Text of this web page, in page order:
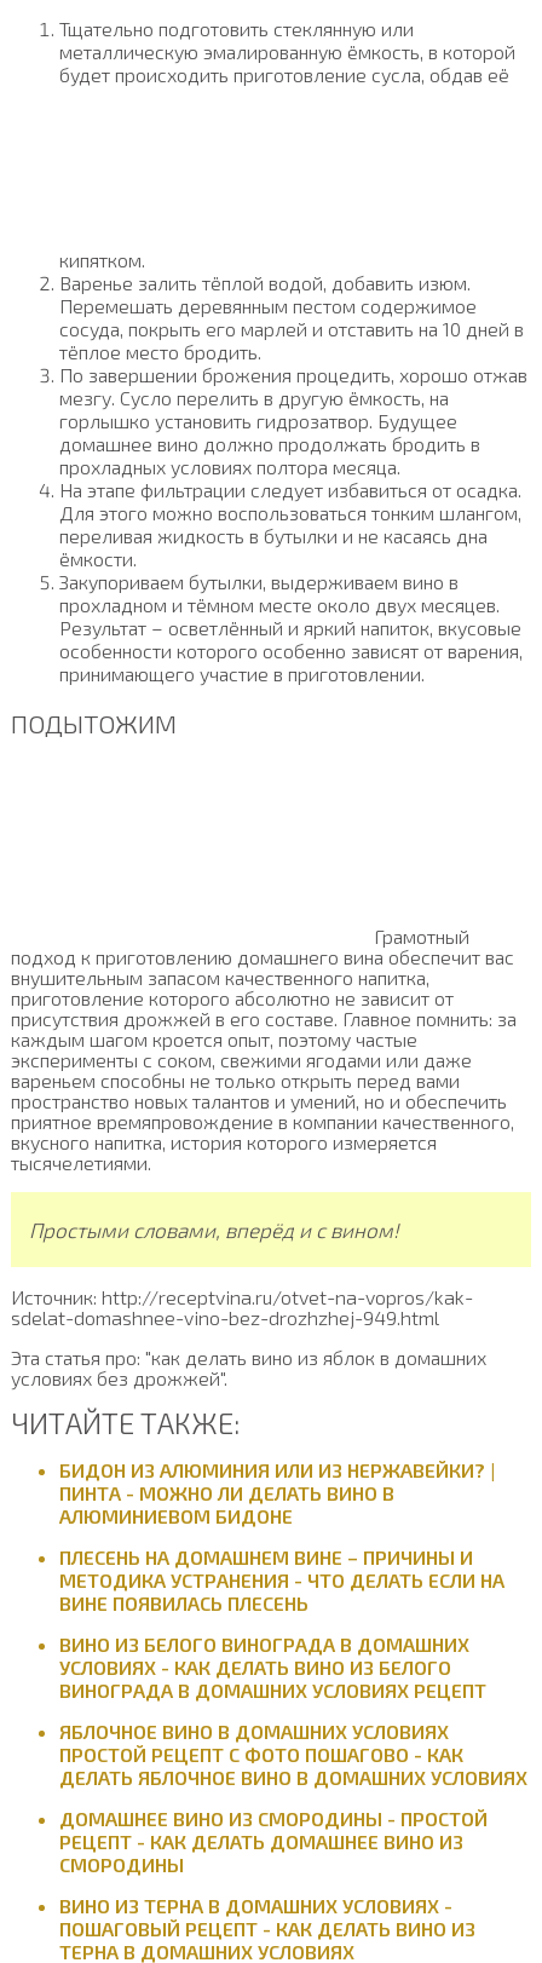
Тщательно подготовить стеклянную или
металлическую эмалированную ёмкость, в которой
будет происходить приготовление сусла, обдав её
кипятком.
Варенье залить тёплой водой, добавить изюм.
Перемешать деревянным пестом содержимое
сосуда, покрыть его марлей и отставить на 10 дней в
тёплое место бродить.
По завершении брожения процедить, хорошо отжав
мезгу. Сусло перелить в другую ёмкость, на
горлышко установить гидрозатвор. Будущее
домашнее вино должно продолжать бродить в
прохладных условиях полтора месяца.
На этапе фильтрации следует избавиться от осадка.
Для этого можно воспользоваться тонким шлангом,
переливая жидкость в бутылки и не касаясь дна
ёмкости.
Закупориваем бутылки, выдерживаем вино в
прохладном и тёмном месте около двух месяцев.
Результат – осветлённый и яркий напиток, вкусовые
особенности которого особенно зависят от варения,
принимающего участие в приготовлении.
ПОДЫТОЖИМ
Грамотный
подход к приготовлению домашнего вина обеспечит вас
внушительным запасом качественного напитка,
приготовление которого абсолютно не зависит от
присутствия дрожжей в его составе. Главное помнить: за
каждым шагом кроется опыт, поэтому частые
эксперименты с соком, свежими ягодами или даже
вареньем способны не только открыть перед вами
пространство новых талантов и умений, но и обеспечить
приятное времяпровождение в компании качественного,
вкусного напитка, история которого измеряется
тысячелетиями.
Простыми словами, вперёд и с вином!
Источник: http://receptvina.ru/otvet-na-vopros/kak-
sdelat-domashnee-vino-bez-drozhzhej-949.html
Эта статья про: "как делать вино из яблок в домашних
условиях без дрожжей".
ЧИТАЙТЕ ТАКЖЕ:
БИДОН ИЗ АЛЮМИНИЯ ИЛИ ИЗ НЕРЖАВЕЙКИ? |
ПИНТА - МОЖНО ЛИ ДЕЛАТЬ ВИНО В
АЛЮМИНИЕВОМ БИДОНЕ
ПЛЕСЕНЬ НА ДОМАШНЕМ ВИНЕ – ПРИЧИНЫ И
МЕТОДИКА УСТРАНЕНИЯ - ЧТО ДЕЛАТЬ ЕСЛИ НА
ВИНЕ ПОЯВИЛАСЬ ПЛЕСЕНЬ
ВИНО ИЗ БЕЛОГО ВИНОГРАДА В ДОМАШНИХ
УСЛОВИЯХ - КАК ДЕЛАТЬ ВИНО ИЗ БЕЛОГО
ВИНОГРАДА В ДОМАШНИХ УСЛОВИЯХ РЕЦЕПТ
ЯБЛОЧНОЕ ВИНО В ДОМАШНИХ УСЛОВИЯХ
ПРОСТОЙ РЕЦЕПТ С ФОТО ПОШАГОВО - КАК
ДЕЛАТЬ ЯБЛОЧНОЕ ВИНО В ДОМАШНИХ УСЛОВИЯХ
ДОМАШНЕЕ ВИНО ИЗ СМОРОДИНЫ - ПРОСТОЙ
РЕЦЕПТ - КАК ДЕЛАТЬ ДОМАШНЕЕ ВИНО ИЗ
СМОРОДИНЫ
ВИНО ИЗ ТЕРНА В ДОМАШНИХ УСЛОВИЯХ -
ПОШАГОВЫЙ РЕЦЕПТ - КАК ДЕЛАТЬ ВИНО ИЗ
ТЕРНА В ДОМАШНИХ УСЛОВИЯХ